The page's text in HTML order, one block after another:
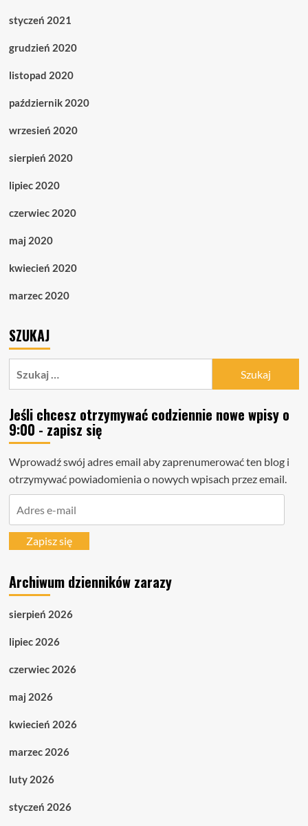
styczeń 2021
grudzień 2020
listopad 2020
październik 2020
wrzesień 2020
sierpień 2020
lipiec 2020
czerwiec 2020
maj 2020
kwiecień 2020
marzec 2020
SZUKAJ
Jeśli chcesz otrzymywać codziennie nowe wpisy o
9:00 - zapisz się
Wprowadź swój adres email aby zaprenumerować ten blog i
otrzymywać powiadomienia o nowych wpisach przez email.
mailZapisz się
Archiwum dzienników zarazy
sierpień 2026
lipiec 2026
czerwiec 2026
maj 2026
kwiecień 2026
marzec 2026
luty 2026
styczeń 2026